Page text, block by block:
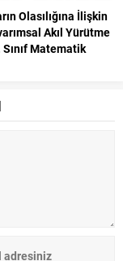
Bölge Sınırı 9. Sınıf
Coğrafya